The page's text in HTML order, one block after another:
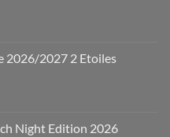
2026/2027 2 Etoiles
Night Edition 2026